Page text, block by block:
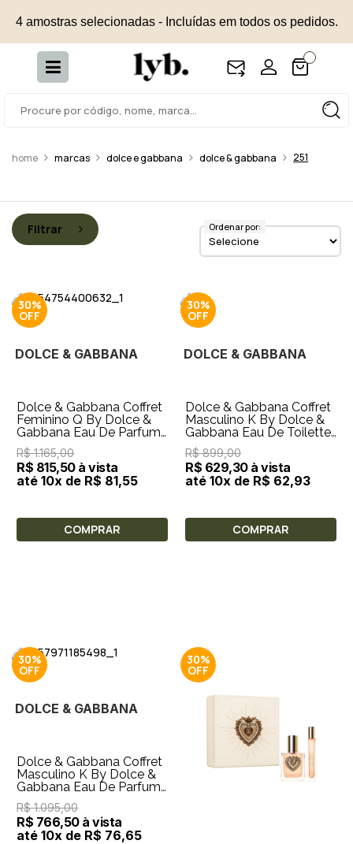
4 amostras selecionadas - Incluídas em todos os pedidos.
marcas dolce e gabbana dolce & gabbana 251
Filtrar Ordenar por:
30%
DOLCE & GABBANA
Dolce & Gabbana Coffret
Feminino Q By Dolce &
Gabbana Eau De Parfum
100ml + Travel Size 10ml
+ Minia
R$ 1.165,00
R$ 815,50 à vista
até 10x de R$ 81,55
COMPRAR
30%
DOLCE & GABBANA
Dolce & Gabbana Coffret
Masculino K By Dolce &
Gabbana Eau De Toilette
100ml + Creme de Barbiar
50ml
R$ 899,00
R$ 629,30 à vista
até 10x de R$ 62,93
COMPRAR
30%
DOLCE & GABBANA
Dolce & Gabbana Coffret
Masculino K By Dolce &
Gabbana Eau De Parfum
100ml + Gel de Banho
50ml + Cre
R$ 1.095,00
R$ 766,50 à vista
até 10x de R$ 76,65
30%